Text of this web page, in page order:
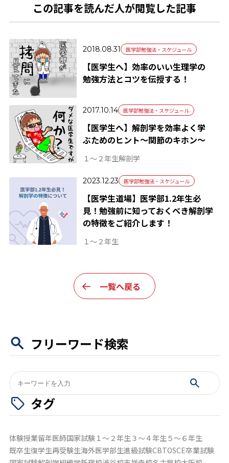
この記事を読んだ人が閲覧した記事
2018.08.31 医学部勉強法・スケジュール
【医学生へ】効率のいい生理学の
勉強方法とコツを伝授する！
2017.10.14 医学部勉強法・スケジュール
【医学生へ】解剖学を効率よく学
ぶためのヒント～関節のキホン～
１～２年生解剖学
2023.12.23 医学部勉強法・スケジュール
【医学生道場】医学部1.2年生必
見！勉強前に知っておくべき解剖学
の特徴をご紹介します！
１～２年生
一覧へ戻る
フリーワード検索
検
索:
タグ
体験授業留年医師国家試験１～２年生３～４年生５～６年生
既卒生復学生再受験生海外医学部生進級試験CBTOSCE卒業試験